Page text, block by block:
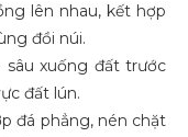
lên nhau, kết hợp
đồi núi.
xuống đất trước
đất lún.
đá phẳng, nén chặt